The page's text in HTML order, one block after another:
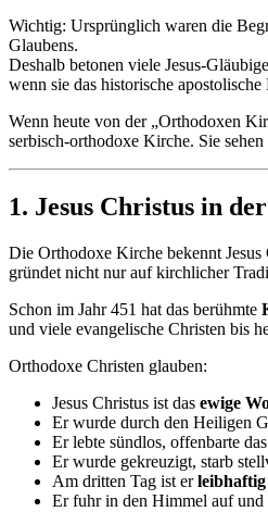
Wichtig: Ursprünglich waren die
Glaubens.
Deshalb betonen viele Jesus-
wenn sie das historische
Wenn heute von der „Orthodoxen
serbisch-orthodoxe Kirche. Sie
1. Jesus Christus in
Die Orthodoxe Kirche bekennt
gründet nicht nur auf kirchlicher
Schon im Jahr 451 hat das berühmte
und viele evangelische Christen bis
Orthodoxe Christen glauben:
Jesus Christus ist das ewige
Er wurde durch den Heiligen
Er lebte sündlos, offenbarte
Er wurde gekreuzigt, starb
Am dritten Tag ist er
Er fuhr in den Himmel auf und